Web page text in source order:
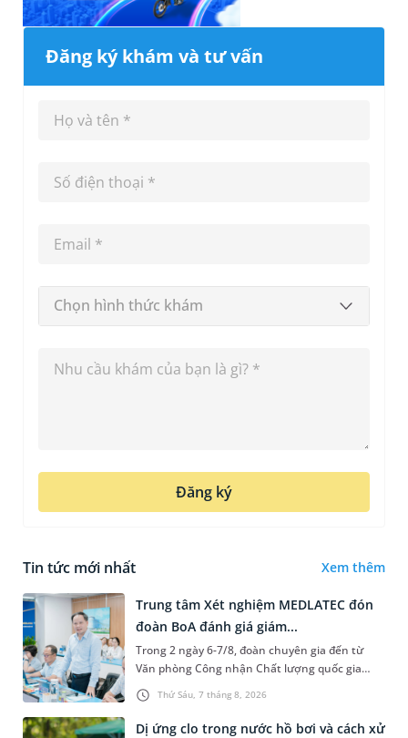
Đăng ký khám và tư vấn
Chọn hình thức khám
Đăng ký
Tin tức mới nhất Xem thêm
Thứ Sáu, 7 tháng 8, 2026
Trung tâm Xét nghiệm MEDLATEC đón
đoàn BoA đánh giá giám...
Trong 2 ngày 6-7/8, đoàn chuyên gia đến từ
Văn phòng Công nhận Chất lượng quốc gia
(BoA) đã ghi nhận và đánh giá cao nỗ lực duy trì
hệ thống quản lý chất lượ...
Dị ứng clo trong nước hồ bơi và cách xử